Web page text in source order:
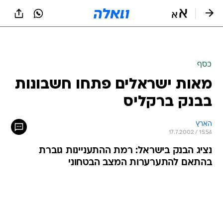
כסף
מאות ישראלים פתחו חשבונות
בבנק ברקליס
הארץ
17.7.2002 / 15:54
נציג הבנק בישראל: רמת ההתעניינות גוברת
בהתאם להתערערות המצב הבטחוני